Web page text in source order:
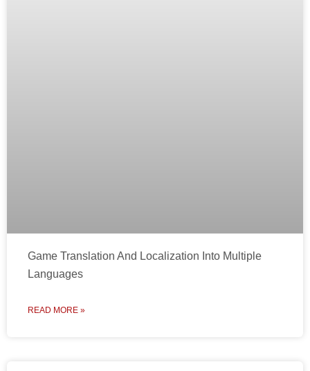
Game Translation And Localization Into Multiple
Languages
READ MORE »